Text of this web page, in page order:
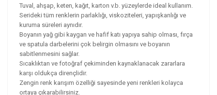
Tuval, ahşap, keten, kağıt, karton v.b. yüzeylerde ideal kullanım.
Serideki tüm renklerin parlaklığı, viskoziteleri, yapışkanlığı ve
kuruma süreleri aynıdır.
Boyanın yağ gibi kaygan ve hafif katı yapıya sahip olması, fırça
ve spatula darbelerini çok belirgin olmasını ve boyanın
sabitlenmesini sağlar.
Sıcaklıktan ve fotoğraf çekiminden kaynaklanacak zararlara
karşı oldukça dirençlidir.
Zengin renk karışım özelliği sayesinde yeni renkleri kolayca
ortaya çıkarabilirsiniz.